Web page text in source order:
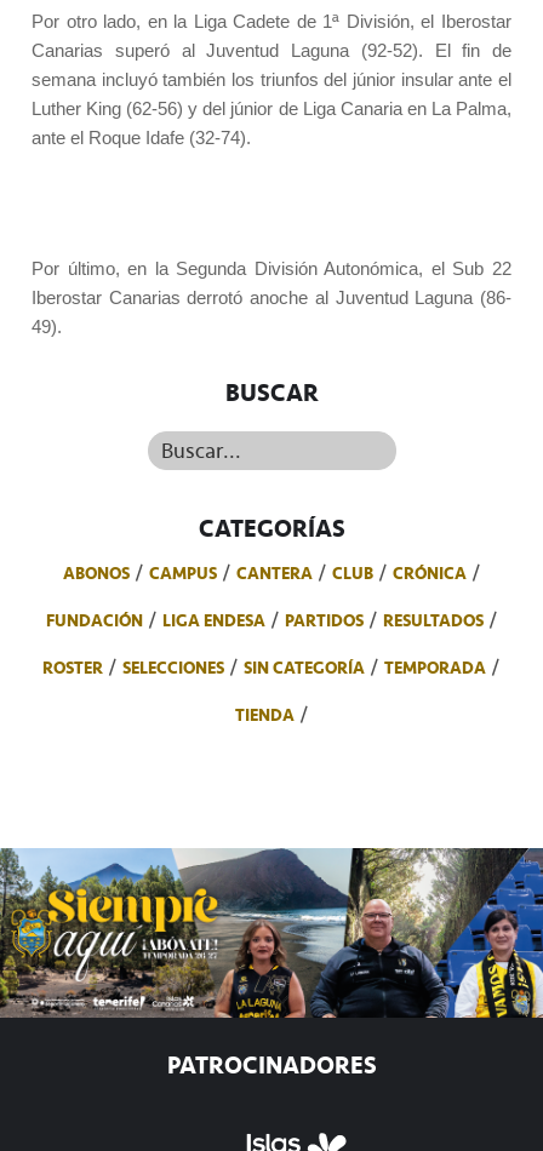
Por otro lado, en la Liga Cadete de 1ª División, el Iberostar
Canarias superó al Juventud Laguna (92-52). El fin de
semana incluyó también los triunfos del júnior insular ante el
Luther King (62-56) y del júnior de Liga Canaria en La Palma,
ante el Roque Idafe (32-74).
Por último, en la Segunda División Autonómica, el Sub 22
Iberostar Canarias derrotó anoche al Juventud Laguna (86-
49).
BUSCAR
Buscar...
CATEGORÍAS
ABONOS CAMPUS CANTERA CLUB
CRÓNICA
FUNDACIÓN
LIGA ENDESA PARTIDOS
RESULTADOS
ROSTER
SELECCIONES SIN CATEGORÍA
TEMPORADA
TIENDA
PATROCINADORES